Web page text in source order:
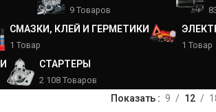
9 Товаров
СМАЗКИ, КЛЕЙ И ГЕРМЕТИКИ
1 Товар 1 Товар
СТАРТЕРЫ
2 108 Товаров
Показать 9 12